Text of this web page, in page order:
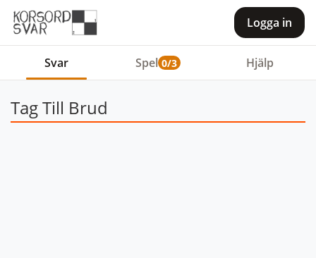
Logga in
Svar Spel 0/3 Hjälp
Tag Till Brud